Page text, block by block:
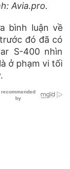
Avia.pro.
bình luận về
đó đã có
S-400 nhìn
ở phạm vi tối